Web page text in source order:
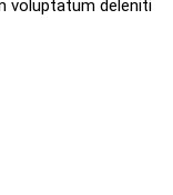
voluptatum deleniti